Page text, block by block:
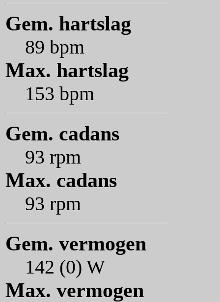
Gem. hartslag
89 bpm
Max. hartslag
153 bpm
Gem. cadans
93 rpm
Max. cadans
93 rpm
Gem. vermogen
142 (0) W
Max. vermogen